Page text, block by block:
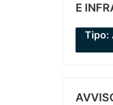
E
Tipo: